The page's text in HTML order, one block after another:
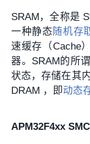
SRAM，全称是
一种静态 随机存
速缓存（Cache
器。SRAM的所
状态，存储在其
DRAM ，即动态
APM32F4xx